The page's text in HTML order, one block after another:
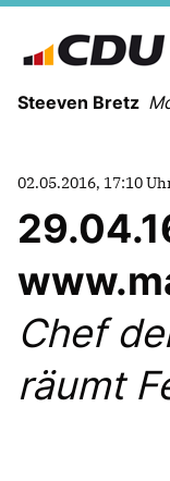
Steeven Bretz
02.05.2016, 17:10
Chef
räumt